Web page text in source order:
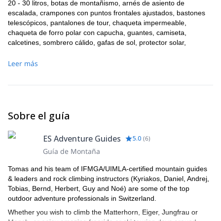
20 - 30 litros, botas de montañismo, arnés de asiento de
escalada, crampones con puntos frontales ajustados, bastones
telescópicos, pantalones de tour, chaqueta impermeable,
chaqueta de forro polar con capucha, guantes, camiseta,
calcetines, sombrero cálido, gafas de sol, protector solar,
comida. Es importante empacar ligero, ya que todos los
Leer más
Sobre el guía
ES Adventure Guides 5.0 (6)
Guía de Montaña
Tomas and his team of IFMGA/UIMLA-certified mountain guides
& leaders and rock climbing instructors (Kyriakos, Daniel, Andrej,
Tobias, Bernd, Herbert, Guy and Noé) are some of the top
outdoor adventure professionals in Switzerland.
Whether you wish to climb the Matterhorn, Eiger, Jungfrau or